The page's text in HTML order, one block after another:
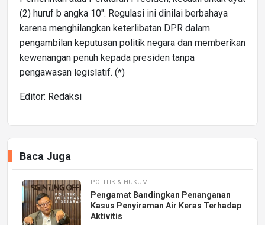
(2) huruf b angka 10". Regulasi ini dinilai berbahaya
karena menghilangkan keterlibatan DPR dalam
pengambilan keputusan politik negara dan memberikan
kewenangan penuh kepada presiden tanpa
pengawasan legislatif. (*)
Editor: Redaksi
Baca Juga
POLITIK & HUKUM
Pengamat Bandingkan Penanganan
Kasus Penyiraman Air Keras Terhadap
Aktivitis